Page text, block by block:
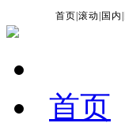
首页 |滚动 国内
首页